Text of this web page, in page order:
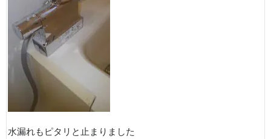
水漏れもピタリと止まりました